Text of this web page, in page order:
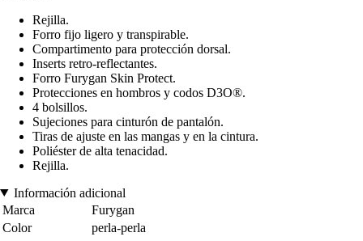
Rejilla.
Forro fijo ligero y transpirable.
Compartimento para protección dorsal.
Inserts retro-reflectantes.
Forro Furygan Skin Protect.
Protecciones en hombros y codos D3O®.
4 bolsillos.
Sujeciones para cinturón de pantalón.
Tiras de ajuste en las mangas y en la cintura.
Poliéster de alta tenacidad.
Rejilla.
Información adicional
Marca
Furygan
Color
perla-perla